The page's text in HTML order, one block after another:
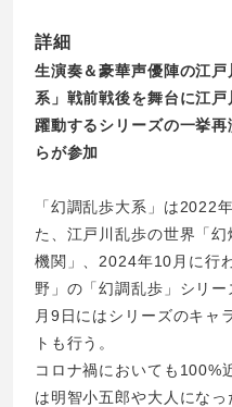
詳細
生演奏＆豪華声優陣の江
系」戦前戦後を舞台に江
躍動するシリーズの一挙
らが参加
「幻調乱歩大系」は2022
た、江戸川乱歩の世界「
機関」、2024年10月に行
野」の「幻調乱歩」シリ
月9日にはシリーズのキャ
トも行う。
コロナ禍においても100%
は明智小五郎や大人にな